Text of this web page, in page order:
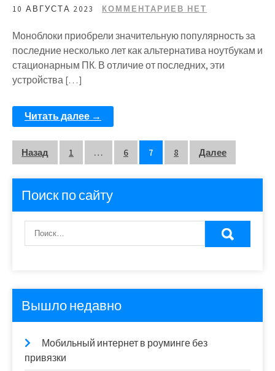
10 АВГУСТА 2023 КОММЕНТАРИЕВ НЕТ
Моноблоки приобрели значительную популярность за
последние несколько лет как альтернатива ноутбукам и
стационарным ПК. В отличие от последних, эти
устройства […]
Читать далее →
Пагинация
записей
Назад 1 … 6 7 8 Далее
Поиск по сайту
Вышло недавно
Мобильный интернет в роуминге без
привязки